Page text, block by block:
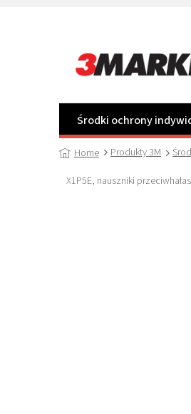
Środki ochrony
Home Produkty 3M
X1P5E, nauszniki